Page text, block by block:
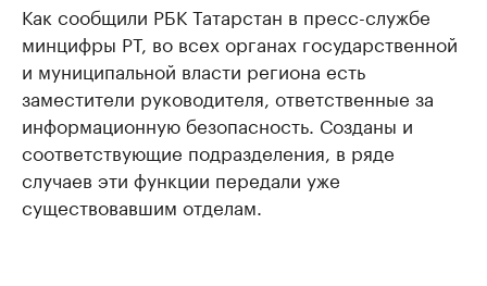
Как сообщили РБК Татарстан в пресс-службе
минцифры РТ, во всех органах государственной
и муниципальной власти региона есть
заместители руководителя, ответственные за
информационную безопасность. Созданы и
соответствующие подразделения, в ряде
случаев эти функции передали уже
существовавшим отделам.